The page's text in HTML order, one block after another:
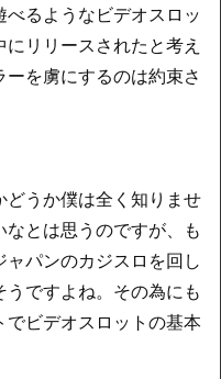
るようなビデオスロッ
リリースされたと考え
を虜にするのは約束さ
うか僕は全く知りませ
とは思うのですが、も
パンのカジスロを回し
ですよね。その為にも
ビデオスロットの基本